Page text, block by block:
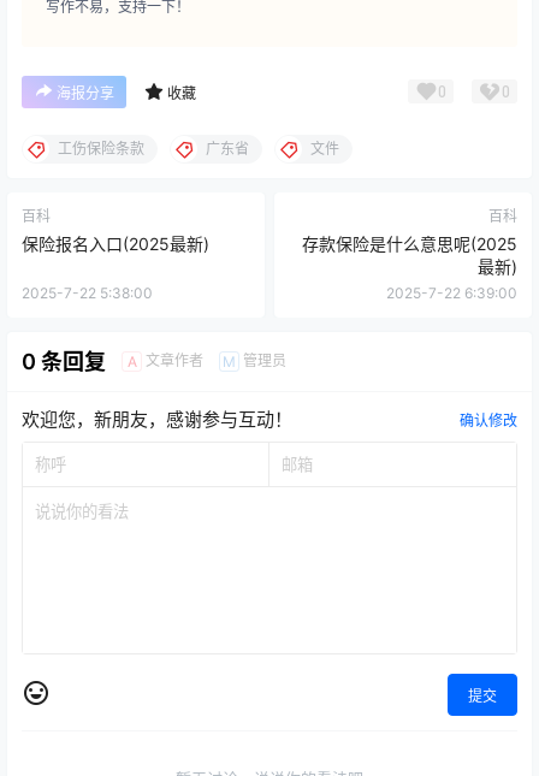
写作不易，支持一下！
海报分享 收藏 0 0
工伤保险条款 广东省 文件
百科
保险报名入口(2025最新)
2025-7-22 5:38:00
百科
存款保险是什么意思呢(2025
最新)
2025-7-22 6:39:00
0 条回复 A 文章作者 M 管理员
欢迎您，新朋友，感谢参与互动！ 确认修改
提交